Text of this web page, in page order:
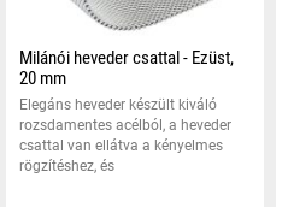
Milánói heveder csattal - Ezüst,
20 mm
Elegáns heveder készült kiváló
rozsdamentes acélból, a heveder
csattal van ellátva a kényelmes
rögzítéshez, és